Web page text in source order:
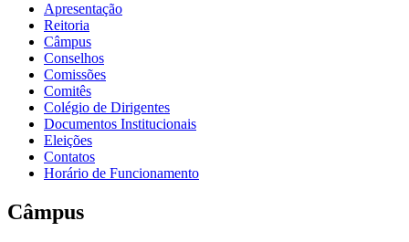
Apresentação
Reitoria
Câmpus
Conselhos
Comissões
Comitês
Colégio de Dirigentes
Documentos Institucionais
Eleições
Contatos
Horário de Funcionamento
Câmpus